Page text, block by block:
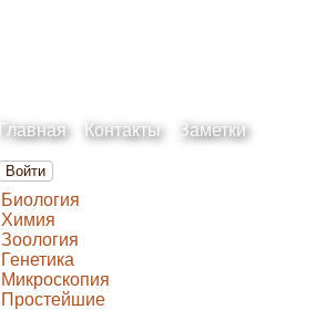
Главная Контакты Заметки
Войти
Биология
Химия
Зоология
Генетика
Микроскопия
Простейшие